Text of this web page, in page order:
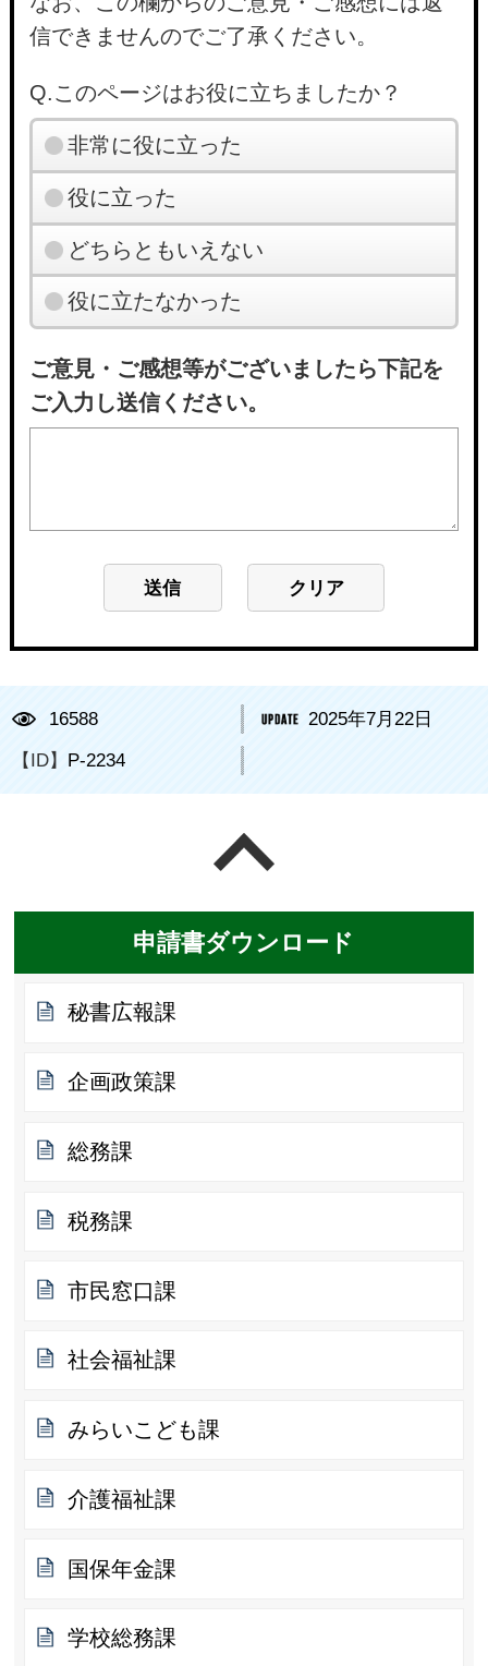
信できませんのでご了承ください。
Q.このページはお役に立ちましたか？
非常に役に立った
役に立った
どちらともいえない
役に立たなかった
ご意見・ご感想等がございましたら下記を
ご入力し送信ください。
16588 2025年7月22日
【ID】 P-2234
申請書ダウンロード
秘書広報課
企画政策課
総務課
税務課
市民窓口課
社会福祉課
みらいこども課
介護福祉課
国保年金課
学校総務課